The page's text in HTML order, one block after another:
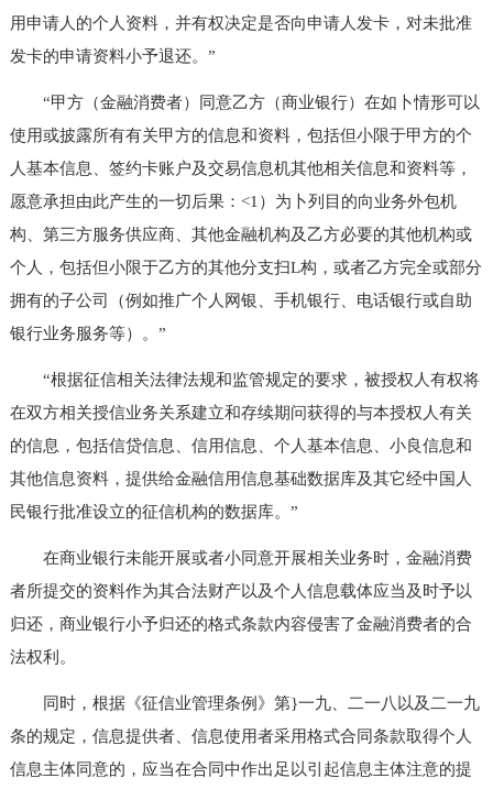
用申请人的个人资料，并有权决定是否向申请人发卡，对未批准
发卡的申请资料小予退还。”
“甲方（金融消费者）同意乙方（商业银行）在如卜情形可以
使用或披露所有有关甲方的信息和资料，包括但小限于甲方的个
人基本信息、签约卡账户及交易信息机其他相关信息和资料等，
愿意承担由此产生的一切后果：<1）为卜列目的向业务外包机
构、第三方服务供应商、其他金融机构及乙方必要的其他机构或
个人，包括但小限于乙方的其他分支扫L构，或者乙方完全或部分
拥有的子公司（例如推广个人网银、手机银行、电话银行或自助
银行业务服务等）。”
“根据征信相关法律法规和监管规定的要求，被授权人有权将
在双方相关授信业务关系建立和存续期问获得的与本授权人有关
的信息，包括信贷信息、信用信息、个人基本信息、小良信息和
其他信息资料，提供给金融信用信息基础数据库及其它经中国人
民银行批准设立的征信机构的数据库。”
在商业银行未能开展或者小同意开展相关业务时，金融消费
者所提交的资料作为其合法财产以及个人信息载体应当及时予以
归还，商业银行小予归还的格式条款内容侵害了金融消费者的合
法权利。
同时，根据《征信业管理条例》第}一九、二一八以及二一九
条的规定，信息提供者、信息使用者采用格式合同条款取得个人
信息主体同意的，应当在合同中作出足以引起信息主体注意的提